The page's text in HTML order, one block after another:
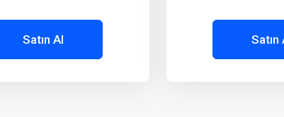
Satın Al Satın